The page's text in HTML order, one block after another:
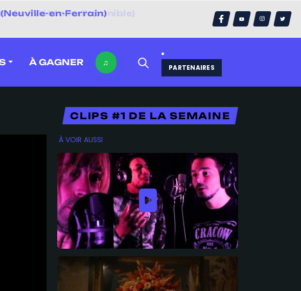
en-Ferrain)
À GAGNER ♫
PARTENAIRES
CLIPS #1 DE LA SEMAINE
À VOIR AUSSI